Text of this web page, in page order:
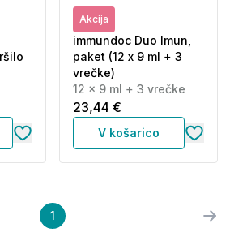
Akcija
immundoc Duo Imun,
paket (12 x 9 ml + 3
vrečke)
12 x 9 ml + 3 vrečke
23,44 €
V košarico
1